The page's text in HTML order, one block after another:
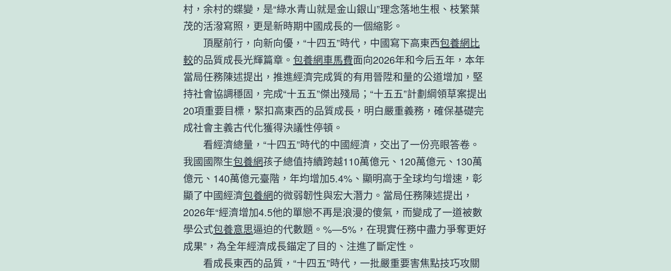
村，余村的蝶變，是“綠水青山就是金山銀山”理念落地生根、枝繁葉
茂的活潑寫照，更是新時期中國成長的一個縮影。
頂壓前行，向新向優，“十四五”時代，中國寫下高東西包養網比
較的品質成長光輝篇章。 包養網車馬費面向2026年和今后五年，本年
當局任務陳述提出，推進經濟完成質的有用晉陞和量的公道增加，堅
持社會協調穩固，完成“十五五”傑出殘局；“十五五”計劃綱領草案提出
20項重要目標，緊扣高東西的品質成長，明白嚴重義務，確保基礎完
成社會主義古代化獲得決議性停頓。
看經濟總量，“十四五”時代的中國經濟，交出了一份亮眼答卷。
我國國際生包養網孩子總值持續跨越110萬億元、120萬億元、130萬
億元、140萬億元臺階，年均增加5.4%、顯明高于全球均勻增速，彰
顯了中國經濟包養網的微弱韌性與宏大潛力。當局任務陳述提出，
2026年“經濟增加4.5他的單戀不再是浪漫的傻氣，而變成了一道被數
學公式包養意思逼迫的代數題。%—5%，在現實任務中盡力爭奪更好
成果”，為全年經濟成長錨定了目的、注進了斷定性。
看成長東西的品質，“十四五”時代，一批嚴重要害焦點技巧攻關